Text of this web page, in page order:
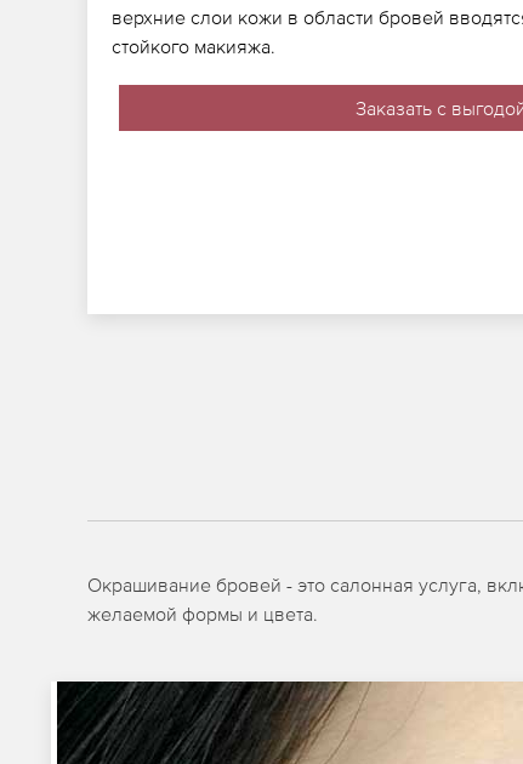
верхние слои кожи в области бровей
стойкого макияжа.
Заказать с
Окрашивание бровей - это салонная услуга,
желаемой формы и цвета.